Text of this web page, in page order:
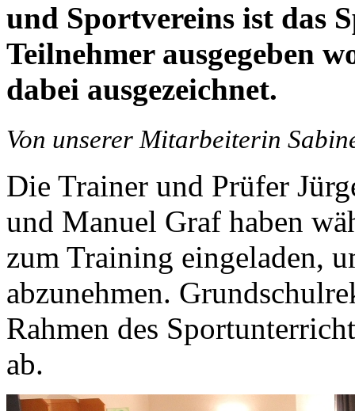
und Sportvereins ist das
Teilnehmer ausgegeben
dabei ausgezeichnet.
Von unserer Mitarbeiterin
Die Trainer und Prüfer
und Manuel Graf haben
zum Training eingeladen,
abzunehmen.
Rahmen des
ab.